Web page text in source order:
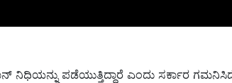
ನಿಧಿಯನ್ನು ಪಡೆಯುತ್ತಿದ್ದಾರೆ ಎಂದು ಸರ್ಕಾರ ಗಮನಿಸಿದೆ.
ನಿಗದಿಯಾಗಿತ್ತು. ಆದರೆ ನಂತರ ಅದನ್ನು ಮೇ 31ಕ್ಕೆ